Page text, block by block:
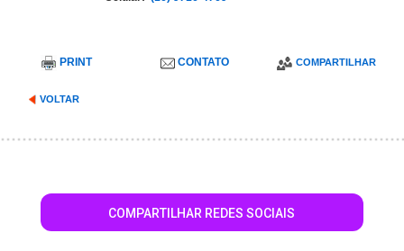
PRINT CONTATO COMPARTILHAR
VOLTAR
COMPARTILHAR REDES SOCIAIS